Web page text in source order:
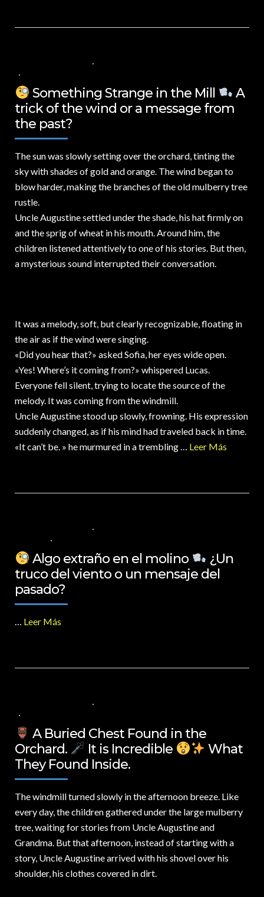
Something Strange in the Mill
A
trick of the wind or a message from
the past?
The sun was slowly setting over the orchard,tinting the
sky with shades of gold and orange. The wind began to
blow harder, making the branches of the old mulberry tree
rustle.
Uncle Augustine settled under the shade, his hat firmly on
and the sprig of wheat in his mouth. Around him, the
children listened attentively to one of his stories. But then,
a mysterious sound interrupted their conversation.
It was a melody, soft, but clearly recognizable, floating in
the air as if the wind were singing.
«Did you hear that?» asked Sofia, her eyes wide open.
«Yes! Where’s it coming from?» whispered Lucas.
Everyone fell silent, trying to locate the source of the
melody. It was coming from the windmill.
Uncle Augustine stood up slowly, frowning. His expression
suddenly changed, as if his mind had traveled back in time.
«It can’t be. » he murmured in a trembling … Leer Más
Algo extraño en el molino
¿Un
truco del viento o un mensaje del
pasado?
… Leer Más
A Buried Chest Found in the
Orchard.
It is Incredible
What
They Found Inside.
The windmill turned slowly in the afternoon breeze. Like
every day, the children gathered under the large mulberry
tree, waiting for stories from Uncle Augustine and
Grandma. But that afternoon, instead of starting with a
story, Uncle Augustine arrived with his shovel over his
shoulder, his clothes covered in dirt.